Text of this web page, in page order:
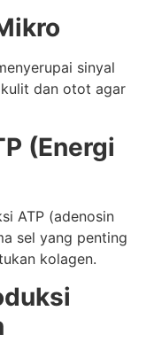
sinyal
dan otot agar
(Energi
ATP (adenosin
sel yang penting
kolagen.